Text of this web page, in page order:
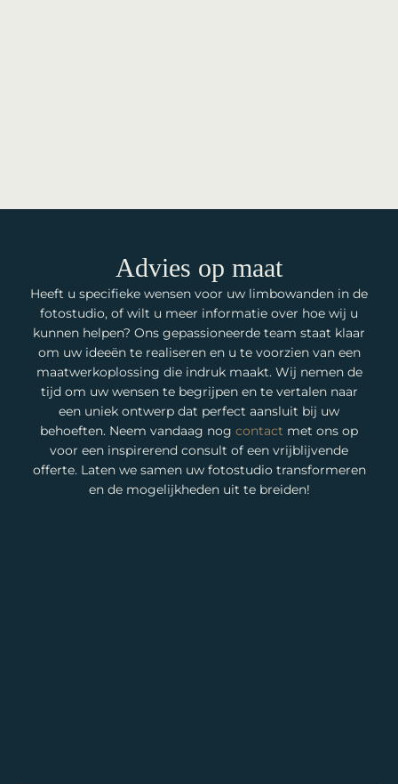
Advies op maat
Heeft u specifieke wensen voor uw limbowanden in de
fotostudio, of wilt u meer informatie over hoe wij u
kunnen helpen? Ons gepassioneerde team staat klaar
om uw ideeën te realiseren en u te voorzien van een
maatwerkoplossing die indruk maakt. Wij nemen de
tijd om uw wensen te begrijpen en te vertalen naar
een uniek ontwerp dat perfect aansluit bij uw
behoeften. Neem vandaag nog contact met ons op
voor een inspirerend consult of een vrijblijvende
offerte. Laten we samen uw fotostudio transformeren
en de mogelijkheden uit te breiden!